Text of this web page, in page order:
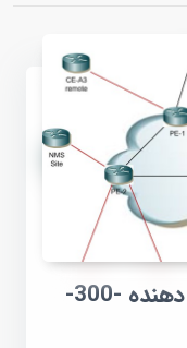
آموزش CCNP سرویس دهنده -300-